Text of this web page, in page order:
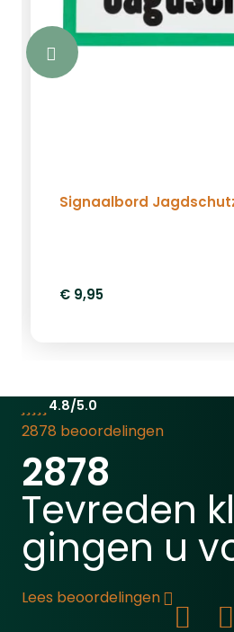
Signaalbord
€ 9,95
4.8/5.0
2878 beoordelingen
2878
Tevreden
gingen u
Lees beoordelingen